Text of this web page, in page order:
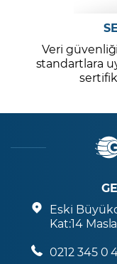
Veri güvenliği
standartlara
Eski
Kat:14
0212 345 0